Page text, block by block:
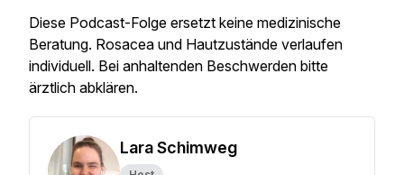
Diese Podcast-Folge ersetzt keine medizinische
Beratung. Rosacea und Hautzustände verlaufen
individuell. Bei anhaltenden Beschwerden bitte
ärztlich abklären.
Lara Schimweg